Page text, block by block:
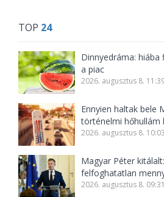
TOP 24
Dinnyedráma:
a piac
2026. augusztus 8.
Ennyien haltak bele
történelmi hőhullám
2026. augusztus 8. 10:03
Magyar Péter
felfoghatatlan
2026. augusztus 8. 09:31